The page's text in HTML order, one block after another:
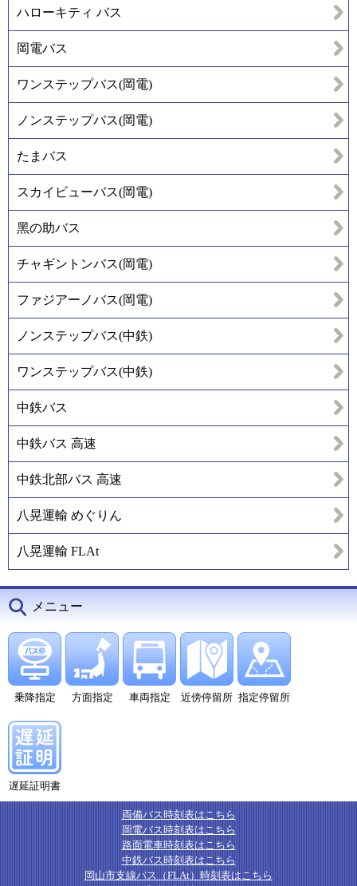
ハローキティ バス
岡電バス
ワンステップバス(岡電)
ノンステップバス(岡電)
たまバス
スカイビューバス(岡電)
黑の助バス
チャギントンバス(岡電)
ファジアーノバス(岡電)
ノンステップバス(中鉄)
ワンステップバス(中鉄)
中鉄バス
中鉄バス 高速
中鉄北部バス 高速
八晃運輸 めぐりん
八晃運輸 FLAt
メニュー
乗降指定 方面指定 車両指定 近傍停留所 指定停留所
遅延証明書
両備バス時刻表はこちら
岡電バス時刻表はこちら
路面電車時刻表はこちら
中鉄バス時刻表はこちら
岡山市支線バス（FLAt）時刻表はこちら